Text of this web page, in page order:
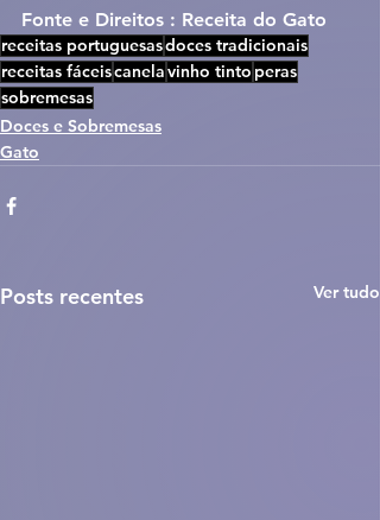
Fonte e Direitos : Receita do Gato
receitas portuguesasdoces tradicionais
receitas fáceiscanelavinho tinto peras
sobremesas
Doces e Sobremesas
Gato
Posts recentes Ver tudo